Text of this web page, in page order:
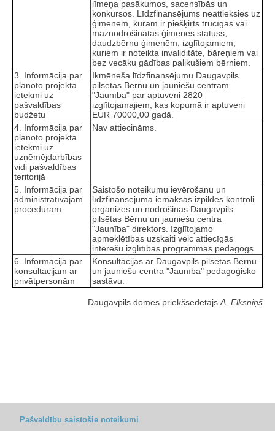
līmeņa pasākumos, sacensībās un
konkursos. Līdzfinansējums neattieksies uz
ģimenēm, kurām ir piešķirts trūcīgas vai
maznodrošinātās ģimenes statuss,
daudzbērnu ģimenēm, izglītojamiem,
kuriem ir noteikta invaliditāte, bāreņiem vai
bez vecāku gādības palikušiem bērniem.
3. Informācija par
plānoto projekta
ietekmi uz
pašvaldības
budžetu
Ikmēneša līdzfinansējumu Daugavpils
pilsētas Bērnu un jauniešu centram
"Jaunība" par aptuveni 2820
izglītojamajiem, kas kopumā ir aptuveni
EUR 70000,00 gadā.
4. Informācija par
plānoto projekta
ietekmi uz
uzņēmējdarbības
vidi pašvaldības
teritorijā
Nav attiecināms.
5. Informācija par
administratīvajām
procedūrām
Saistošo noteikumu ievērošanu un
līdzfinansējuma iemaksas izpildes kontroli
organizēs un nodrošinās Daugavpils
pilsētas Bērnu un jauniešu centra
"Jaunība" direktors. Izglītojamo
apmeklētības uzskaiti veic attiecīgās
interešu izglītības programmas pedagogs.
6. Informācija par
konsultācijām ar
privātpersonām
Konsultācijas ar Daugavpils pilsētas Bērnu
un jauniešu centra "Jaunība" pedagoģisko
sastāvu.
Daugavpils domes priekšsēdētājs A. Elksniņš
Pašvaldību saistošie noteikumi